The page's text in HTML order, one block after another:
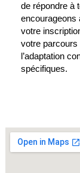
de répondre à
encourageons
votre
votre parcours
l’adaptation
spécifiques.